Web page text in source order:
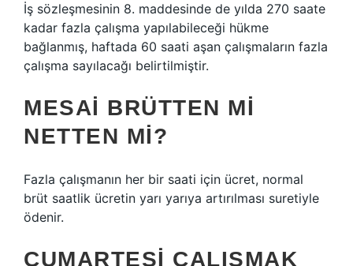
İş sözleşmesinin 8. maddesinde de yılda 270 saate
kadar fazla çalışma yapılabileceği hükme
bağlanmış, haftada 60 saati aşan çalışmaların fazla
çalışma sayılacağı belirtilmiştir.
MESAI BRÜTTEN MI
NETTEN MI?
Fazla çalışmanın her bir saati için ücret, normal
brüt saatlik ücretin yarı yarıya artırılması suretiyle
ödenir.
CUMARTESI ÇALIŞMAK